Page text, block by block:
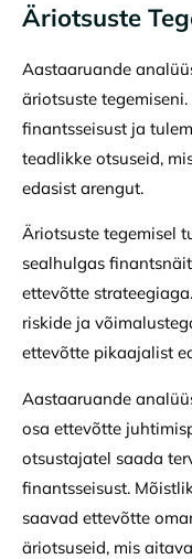
Äriotsuste
Aastaaruande
äriotsuste
finantsseisust ja
teadlikke otsuseid,
edasist arengut.
Äriotsuste tegemisel
sealhulgas
ettevõtte
riskide ja
ettevõtte pikaajalist
Aastaaruande
osa ettevõtte
otsustajatel saada
finantsseisust.
saavad ettevõtte
äriotsuseid, mis